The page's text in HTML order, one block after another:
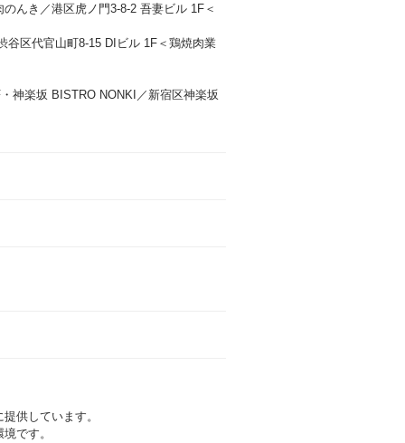
んき／港区虎ノ門3-8-2 吾妻ビル 1F＜
谷区代官山町8-15 DIビル 1F＜鶏焼肉業
神楽坂 BISTRO NONKI／新宿区神楽坂
供しています。
です。